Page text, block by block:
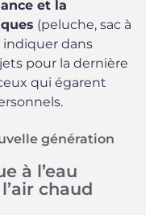
et la
(peluche, sac à
indiquer dans
pour la dernière
qui égarent
génération
à l’eau
chaud